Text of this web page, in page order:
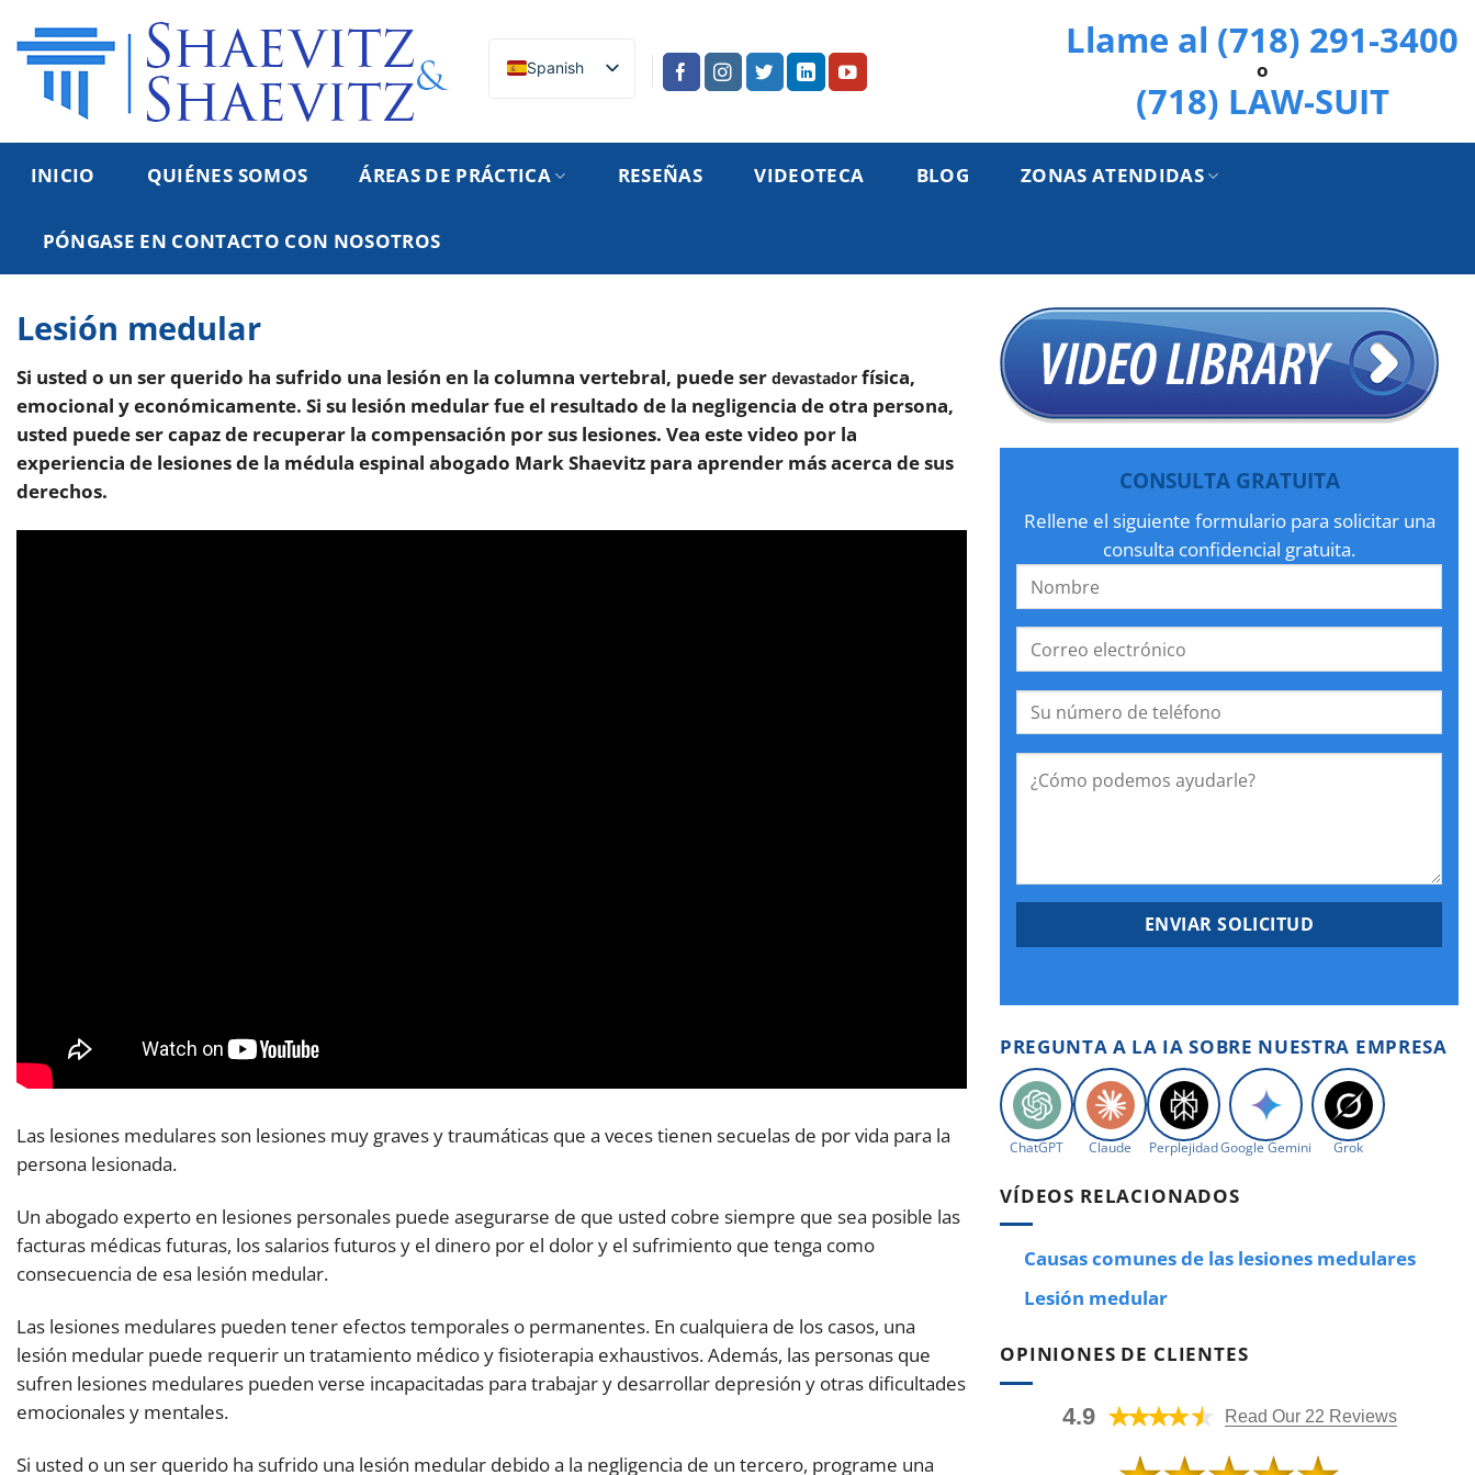
contenido
Spanish
Llame al (718) 291-3400
o
(718) LAW-SUIT
INICIO QUIÉNES SOMOS ÁREAS DE PRÁCTICA RESEÑAS VIDEOTECA BLOG ZONAS ATENDIDAS
PÓNGASE EN CONTACTO CON NOSOTROS
Lesión medular
Si usted o un ser querido ha sufrido una lesión en la columna vertebral, puede ser devastador física,
emocional y económicamente. Si su lesión medular fue el resultado de la negligencia de otra persona,
usted puede ser capaz de recuperar la compensación por sus lesiones. Vea este video por la
experiencia de lesiones de la médula espinal abogado Mark Shaevitz para aprender más acerca de sus
derechos.
Las lesiones medulares son lesiones muy graves y traumáticas que a veces tienen secuelas de por vida para la
persona lesionada.
Un abogado experto en lesiones personales puede asegurarse de que usted cobre siempre que sea posible las
facturas médicas futuras, los salarios futuros y el dinero por el dolor y el sufrimiento que tenga como
consecuencia de esa lesión medular.
Las lesiones medulares pueden tener efectos temporales o permanentes. En cualquiera de los casos, una
lesión medular puede requerir un tratamiento médico y fisioterapia exhaustivos. Además, las personas que
sufren lesiones medulares pueden verse incapacitadas para trabajar y desarrollar depresión y otras dificultades
emocionales y mentales.
Si usted o un ser querido ha sufrido una lesión medular debido a la negligencia de un tercero, programe una
CONSULTA GRATUITA
Rellene el siguiente formulario para solicitar una
consulta confidencial gratuita.
PREGUNTA A LA IA SOBRE NUESTRA EMPRESA
ChatGPT Claude PerplejidadGoogle Gemini Grok
VÍDEOS RELACIONADOS
Causas comunes de las lesiones medulares
Lesión medular
OPINIONES DE CLIENTES
4.9 Read Our 22 Reviews